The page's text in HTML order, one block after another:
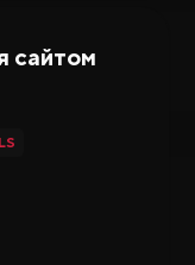
сайтом